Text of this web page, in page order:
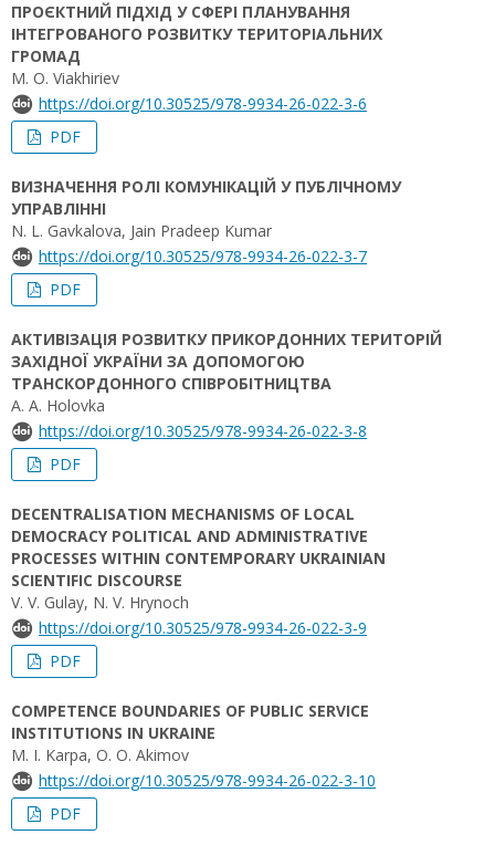
ПРОЄКТНИЙ ПІДХІД У СФЕРІ ПЛАНУВАННЯ
ІНТЕГРОВАНОГО РОЗВИТКУ ТЕРИТОРІАЛЬНИХ
ГРОМАД
M. O. Viakhiriev
https://doi.org/10.30525/978-9934-26-022-3-6
PDF
ВИЗНАЧЕННЯ РОЛІ КОМУНІКАЦІЙ У ПУБЛІЧНОМУ
УПРАВЛІННІ
N. L. Gavkalova, Jain Pradeep Kumar
https://doi.org/10.30525/978-9934-26-022-3-7
PDF
АКТИВІЗАЦІЯ РОЗВИТКУ ПРИКОРДОННИХ ТЕРИТОРІЙ
ЗАХІДНОЇ УКРАЇНИ ЗА ДОПОМОГОЮ
ТРАНСКОРДОННОГО СПІВРОБІТНИЦТВА
А. А. Holovka
https://doi.org/10.30525/978-9934-26-022-3-8
PDF
DECENTRALISATION MECHANISMS OF LOCAL
DEMOCRACY POLITICAL AND ADMINISTRATIVE
PROCESSES WITHIN CONTEMPORARY UKRAINIAN
SCIENTIFIC DISCOURSE
V. V. Gulay, N. V. Hrynoch
https://doi.org/10.30525/978-9934-26-022-3-9
PDF
COMPETENCE BOUNDARIES OF PUBLIC SERVICE
INSTITUTIONS IN UKRAINE
M. I. Karpa, O. O. Akimov
https://doi.org/10.30525/978-9934-26-022-3-10
PDF